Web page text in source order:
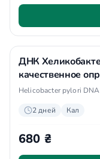
ДНК
качественное
Helicobacter pylori
2 дней Кал
680 ₴